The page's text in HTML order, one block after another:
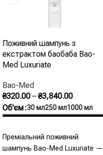
Поживний шампунь з
екстрактом баобаба Bao-
Med Luxuriate
Bao-Med
₴320.00 – ₴3,840.00
Об'єм 30 мл250 мл1000 мл
Преміальний поживний
шампунь Bao-Med Luxuriate —